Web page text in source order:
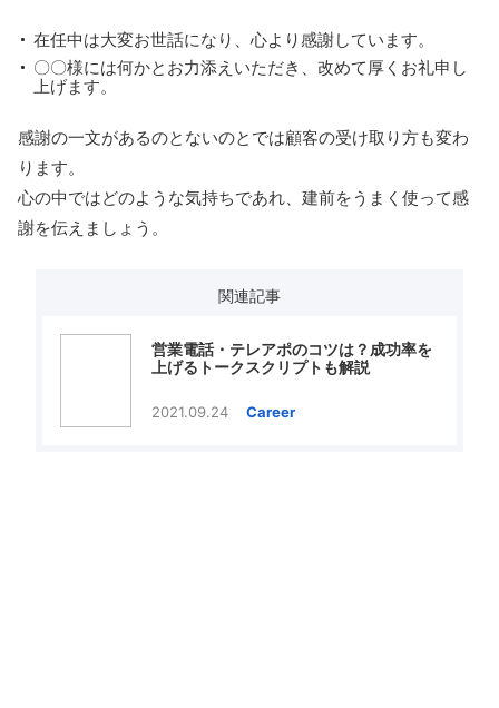
在任中は大変お世話になり、心より感謝しています。
〇〇様には何かとお力添えいただき、改めて厚くお礼申し
上げます。
感謝の一文があるのとないのとでは顧客の受け取り方も変わ
ります。
心の中ではどのような気持ちであれ、建前をうまく使って感
謝を伝えましょう。
関連記事
営業電話・テレアポのコツは？成功率を
上げるトークスクリプトも解説
2021.09.24 Career